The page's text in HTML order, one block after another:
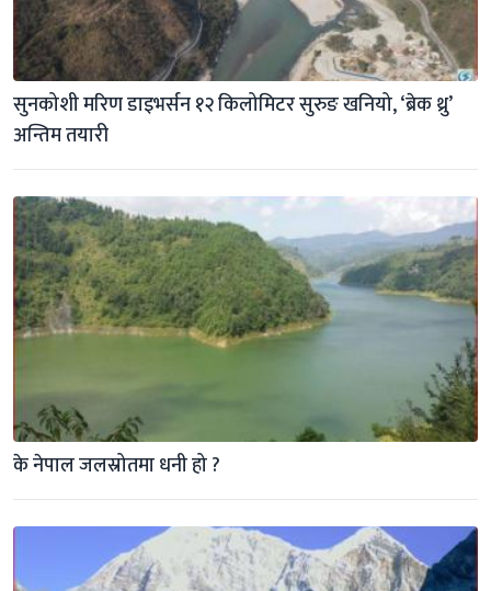
सुनकोशी मरिण डाइभर्सन १२ किलोमिटर सुरुङ खनियो, ‘ब्रेक थ्रु’
अन्तिम तयारी
के नेपाल जलस्रोतमा धनी हो ?